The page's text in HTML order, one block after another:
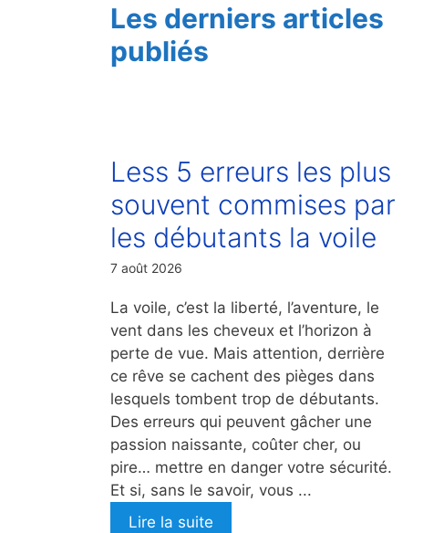
Les derniers articles
publiés
Less 5 erreurs les plus
souvent commises par
les débutants la voile
7 août 2026
La voile, c’est la liberté, l’aventure, le
vent dans les cheveux et l’horizon à
perte de vue. Mais attention, derrière
ce rêve se cachent des pièges dans
lesquels tombent trop de débutants.
Des erreurs qui peuvent gâcher une
passion naissante, coûter cher, ou
pire… mettre en danger votre sécurité.
Et si, sans le savoir, vous ...
Lire la suite